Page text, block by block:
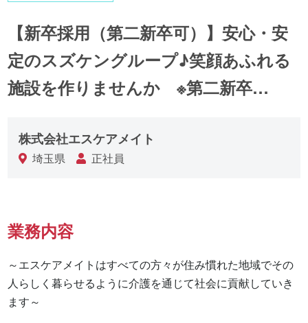
【新卒採用（第二新卒可）】安心・安
定のスズケングループ♪笑顔あふれる
施設を作りませんか ※第二新卒…
株式会社エスケアメイト
埼玉県 正社員
業務内容
～エスケアメイトはすべての方々が住み慣れた地域でその
人らしく暮らせるように介護を通じて社会に貢献していき
ます～